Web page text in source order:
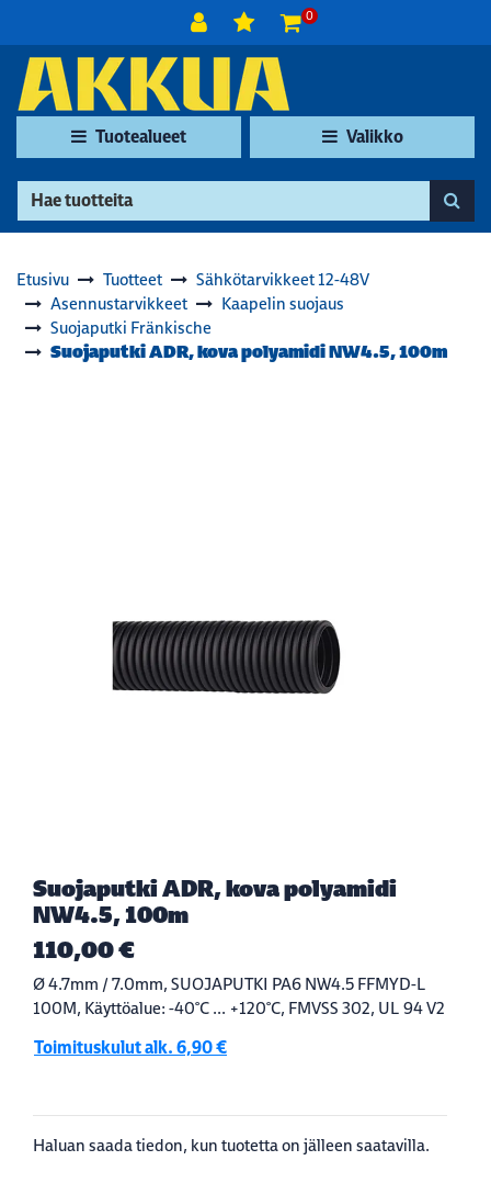
0
Tuotealueet Valikko
Etusivu Tuotteet
Sähkötarvikkeet 12-48V
Asennustarvikkeet
Kaapelin suojaus
Suojaputki Fränkische
Suojaputki ADR, kova polyamidi NW4.5, 100m
Suojaputki ADR, kova polyamidi
NW4.5, 100m
110,00 €
Ø 4.7mm / 7.0mm, SUOJAPUTKI PA6 NW4.5 FFMYD-L
100M, Käyttöalue: -40°C ... +120°C, FMVSS 302, UL 94 V2
Toimituskulut alk. 6,90 €
Haluan saada tiedon, kun tuotetta on jälleen saatavilla.